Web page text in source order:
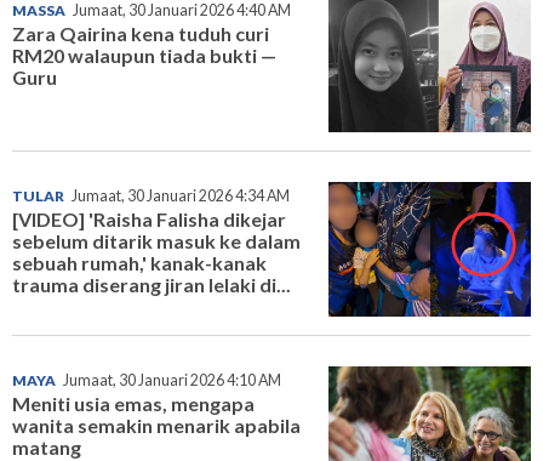
MASSA Jumaat, 30 Januari 2026 4:40 AM
Zara Qairina kena tuduh curi
RM20 walaupun tiada bukti —
Guru
TULAR Jumaat, 30 Januari 2026 4:34 AM
[VIDEO] 'Raisha Falisha dikejar
sebelum ditarik masuk ke dalam
sebuah rumah,' kanak-kanak
trauma diserang jiran lelaki di...
MAYA Jumaat, 30 Januari 2026 4:10 AM
Meniti usia emas, mengapa
wanita semakin menarik apabila
matang